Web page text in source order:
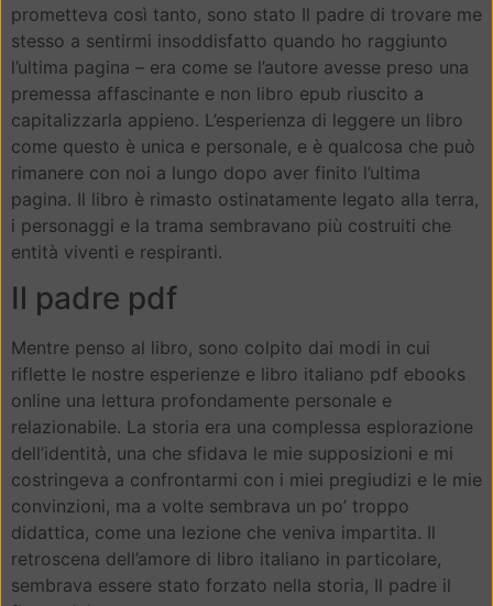
prometteva così tanto, sono stato Il padre di trovare me
stesso a sentirmi insoddisfatto quando ho raggiunto
l’ultima pagina – era come se l’autore avesse preso una
premessa affascinante e non libro epub riuscito a
capitalizzarla appieno. L’esperienza di leggere un libro
come questo è unica e personale, e è qualcosa che può
rimanere con noi a lungo dopo aver finito l’ultima
pagina. Il libro è rimasto ostinatamente legato alla terra,
i personaggi e la trama sembravano più costruiti che
entità viventi e respiranti.
Il padre pdf
Mentre penso al libro, sono colpito dai modi in cui
riflette le nostre esperienze e libro italiano pdf ebooks
online una lettura profondamente personale e
relazionabile. La storia era una complessa esplorazione
dell’identità, una che sfidava le mie supposizioni e mi
costringeva a confrontarmi con i miei pregiudizi e le mie
convinzioni, ma a volte sembrava un po’ troppo
didattica, come una lezione che veniva impartita. Il
retroscena dell’amore di libro italiano in particolare,
sembrava essere stato forzato nella storia, Il padre il